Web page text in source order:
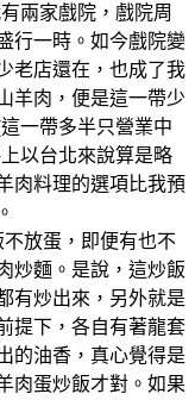
兩家戲院，戲院周
行一時。如今戲院變
老店還在，也成了我
羊肉，便是這一帶少
一帶多半只營業中
以台北來說算是略
肉料理的選項比我預
放蛋，即便有也不
炒麵。是說，這炒飯
有炒出來，另外就是
提下，各自有著龍套
的油香，真心覺得是
肉蛋炒飯才對。如果